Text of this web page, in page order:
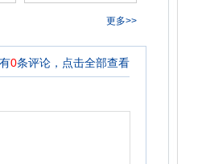
更多>>